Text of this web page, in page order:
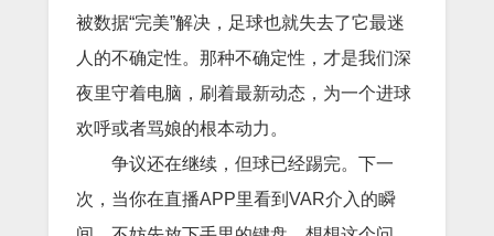
被数据“完美”解决，足球也就失去了它最迷
人的不确定性。那种不确定性，才是我们深
夜里守着电脑，刷着最新动态，为一个进球
欢呼或者骂娘的根本动力。
争议还在继续，但球已经踢完。下一
次，当你在直播APP里看到VAR介入的瞬